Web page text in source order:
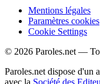
Mentions légales
Paramètres cookies
Cookie Settings
© 2026 Paroles.net —
Paroles.net dispose d'un